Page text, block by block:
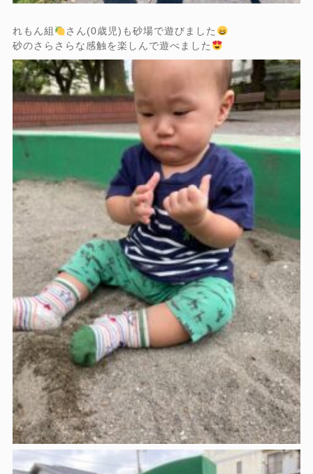
れもん組
さん(0歳児)も砂場で遊びました
砂のさらさらな感触を楽しんで遊べました